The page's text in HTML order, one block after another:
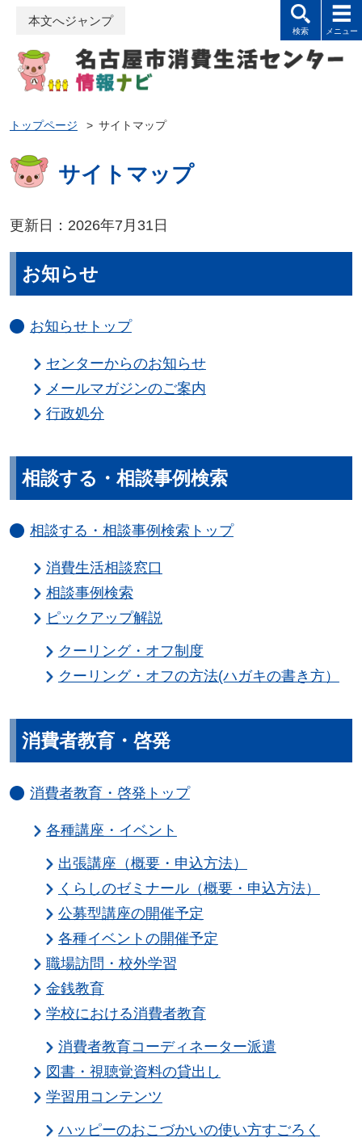
本文へジャンプ
トップページ > サイトマップ
サイトマップ
更新日：2026年7月31日
お知らせ
お知らせトップ
センターからのお知らせ
メールマガジンのご案内
行政処分
相談する・相談事例検索
相談する・相談事例検索トップ
消費生活相談窓口
相談事例検索
ピックアップ解説
クーリング・オフ制度
クーリング・オフの方法(ハガキの書き方）
消費者教育・啓発
消費者教育・啓発トップ
各種講座・イベント
出張講座（概要・申込方法）
くらしのゼミナール（概要・申込方法）
公募型講座の開催予定
各種イベントの開催予定
職場訪問・校外学習
金銭教育
学校における消費者教育
消費者教育コーディネーター派遣
図書・視聴覚資料の貸出し
学習用コンテンツ
ハッピーのおこづかいの使い方すごろく